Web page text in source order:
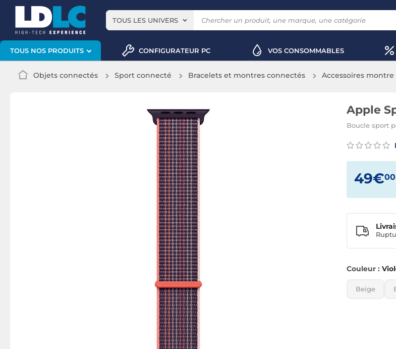
TOUS LES UNIVERS
TOUS NOS PRODUITS CONFIGURATEUR PC VOS CONSOMMABLES
Objets connectés Sport connecté Bracelets et montres connectés Accessoires
Apple
Boucle sport
49€00
Couleur :
Beige